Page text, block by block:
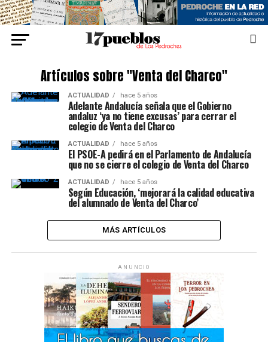
Artículos sobre "Venta del Charco"
ACTUALIDAD hace 5 años
Adelante Andalucía señala que el Gobierno
andaluz ‘ya no tiene excusas’ para cerrar el
colegio de Venta del Charco
ACTUALIDAD hace 5 años
El PSOE-A pedirá en el Parlamento de Andalucía
que no se cierre el colegio de Venta del Charco
ACTUALIDAD hace 5 años
Según Educación, ‘mejorará la calidad educativa
del alumnado de Venta del Charco’
MÁS ARTÍCULOS
ANUNCIO